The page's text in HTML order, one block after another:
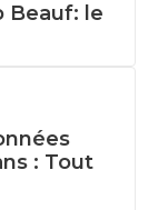
Beauf: le
: Tout